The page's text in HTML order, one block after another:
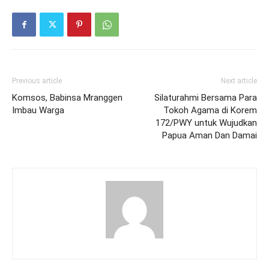
Previous article
Komsos, Babinsa Mranggen
Imbau Warga
Next article
Silaturahmi Bersama Para
Tokoh Agama di Korem
172/PWY untuk Wujudkan
Papua Aman Dan Damai